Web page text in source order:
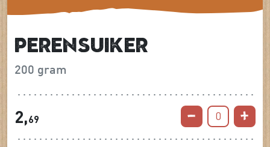
Perensuiker
200 gram
2,69 0